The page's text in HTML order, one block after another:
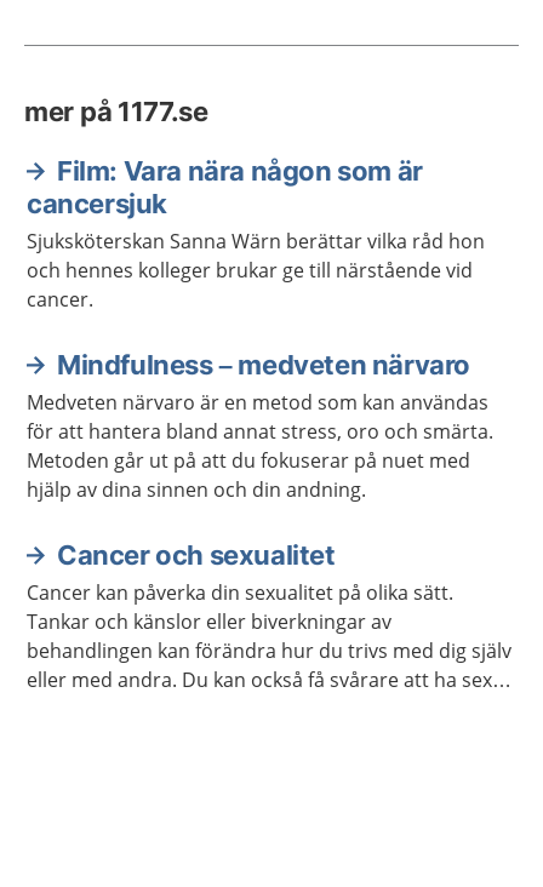
mer på 1177.se
Film: Vara nära någon som är
cancersjuk
Sjuksköterskan Sanna Wärn berättar vilka råd hon
och hennes kolleger brukar ge till närstående vid
cancer.
Mindfulness – medveten närvaro
Medveten närvaro är en metod som kan användas
för att hantera bland annat stress, oro och smärta.
Metoden går ut på att du fokuserar på nuet med
hjälp av dina sinnen och din andning.
Cancer och sexualitet
Cancer kan påverka din sexualitet på olika sätt.
Tankar och känslor eller biverkningar av
behandlingen kan förändra hur du trivs med dig själv
eller med andra. Du kan också få svårare att ha sex